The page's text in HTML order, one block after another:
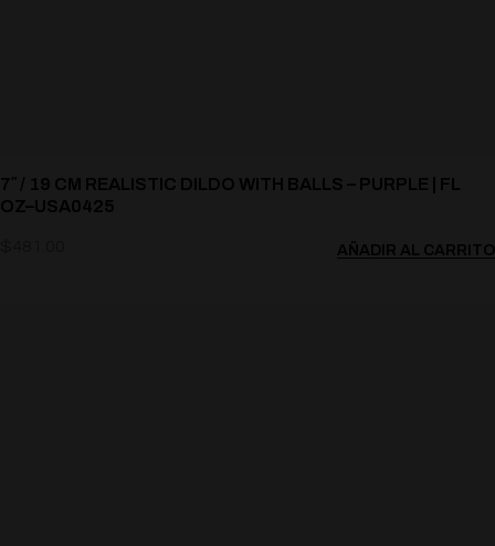
7″ / 19 CM REALISTIC DILDO WITH BALLS – PURPLE | FL
OZ–USA0425
AÑADIR AL CARRITO